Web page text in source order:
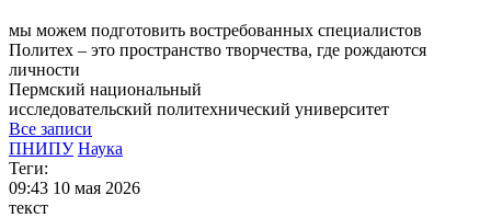
мы можем подготовить востребованных специалистов
Политех – это пространство творчества, где рождаются
личности
Пермский национальный
исследовательский политехнический университет
Все записи
ПНИПУ Наука
Теги:
09:43 10 мая 2026
текст